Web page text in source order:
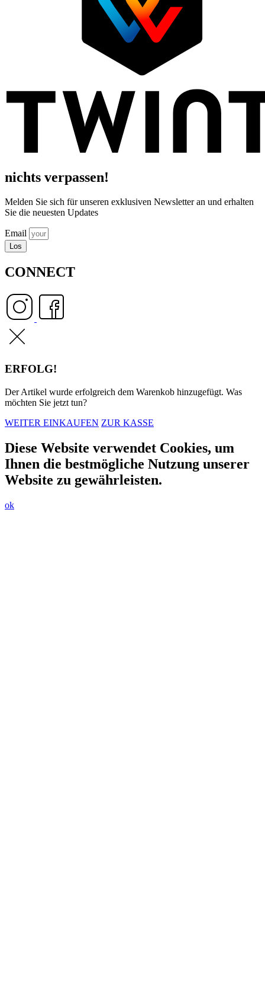
nichts verpassen!
Melden Sie sich für unseren exklusiven Newsletter an und erhalten
Sie die neuesten Updates
Email
Los
CONNECT
ERFOLG!
Der Artikel wurde erfolgreich dem Warenkob hinzugefügt. Was
möchten Sie jetzt tun?
WEITER EINKAUFEN ZUR KASSE
Diese Website verwendet Cookies, um
Ihnen die bestmögliche Nutzung unserer
Website zu gewährleisten.
ok